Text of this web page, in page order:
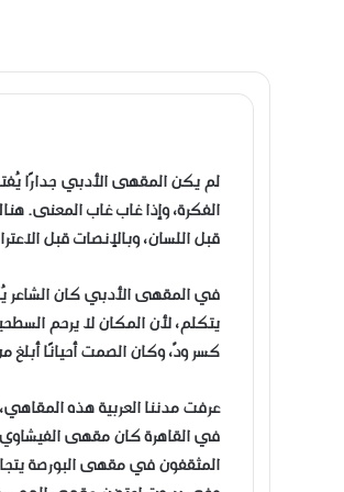
لم يكن المقهى الأدبي جدارًا
الفكرة، وإذا غاب غاب المعنى.
قبل اللسان، وبالإنصات قبل
في المقهى الأدبي كان الشاعر
يتكلم، لأن المكان لا يرحم
كسر ودّ، وكان الصمت أحيانًا أبلغ
عرفت مدننا العربية هذه
في القاهرة كان مقهى
المثقفون في مقهى البورصة